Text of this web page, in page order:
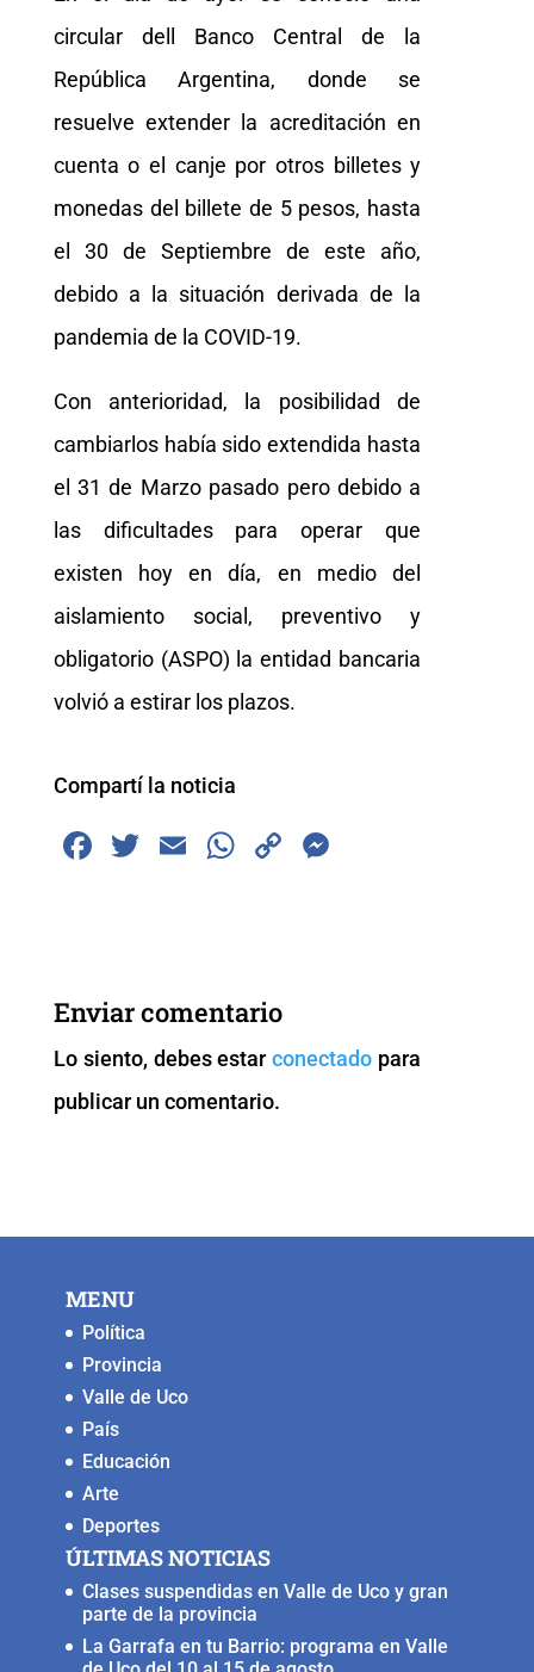
circular dell Banco Central de la
República Argentina, donde se
resuelve extender la acreditación en
cuenta o el canje por otros billetes y
monedas del billete de 5 pesos, hasta
el 30 de Septiembre de este año,
debido a la situación derivada de la
pandemia de la COVID-19.
Con anterioridad, la posibilidad de
cambiarlos había sido extendida hasta
el 31 de Marzo pasado pero debido a
las dificultades para operar que
existen hoy en día, en medio del
aislamiento social, preventivo y
obligatorio (ASPO) la entidad bancaria
volvió a estirar los plazos.
Compartí la noticia
F
b
o
o
k
T
E
W
A
p
p
C
k
er
Enviar comentario
Lo siento, debes estarconectado para
publicar un comentario.
MENU
Política
Provincia
Valle de Uco
País
Educación
Arte
Deportes
ÚLTIMAS NOTICIAS
Clases suspendidas en Valle de Uco y gran
parte de la provincia
La Garrafa en tu Barrio: programa en Valle